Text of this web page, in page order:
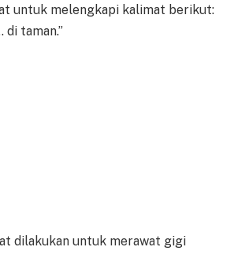
untuk melengkapi kalimat berikut:
di taman.”
dilakukan untuk merawat gigi